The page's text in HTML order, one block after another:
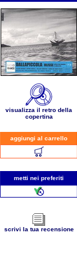
visualizza il retro della
copertina
aggiungi al carrello
metti nei preferiti
scrivi la tua recensione